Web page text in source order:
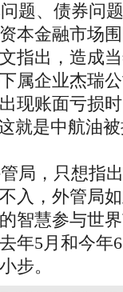
题、债券问
本金融市场
指出，造成
属企业杰瑞
现账面亏损
就是中航油
局，只想指
入，外管局
智慧参与世
年5月和今年
步。